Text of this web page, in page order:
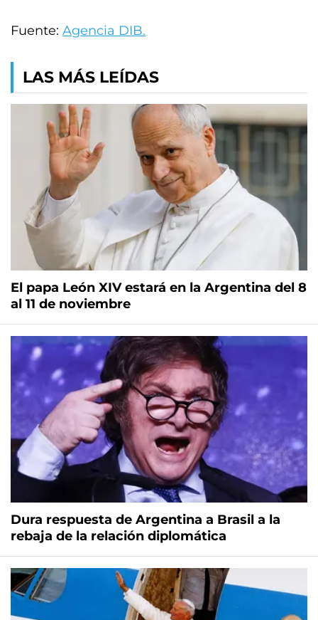
Fuente: Agencia DIB.
LAS MÁS LEÍDAS
El papa León XIV estará en la Argentina del 8
al 11 de noviembre
Dura respuesta de Argentina a Brasil a la
rebaja de la relación diplomática